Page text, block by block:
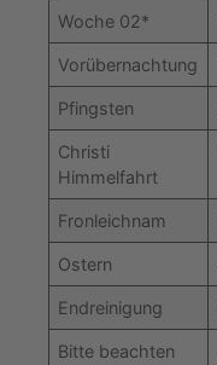
Woche 02*
Vorübernachtung
Pfingsten
Christi
Himmelfahrt
Fronleichnam
Ostern
Endreinigung
Bitte beachten